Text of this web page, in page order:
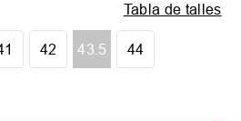
42 43.5 44
Tabla de talles